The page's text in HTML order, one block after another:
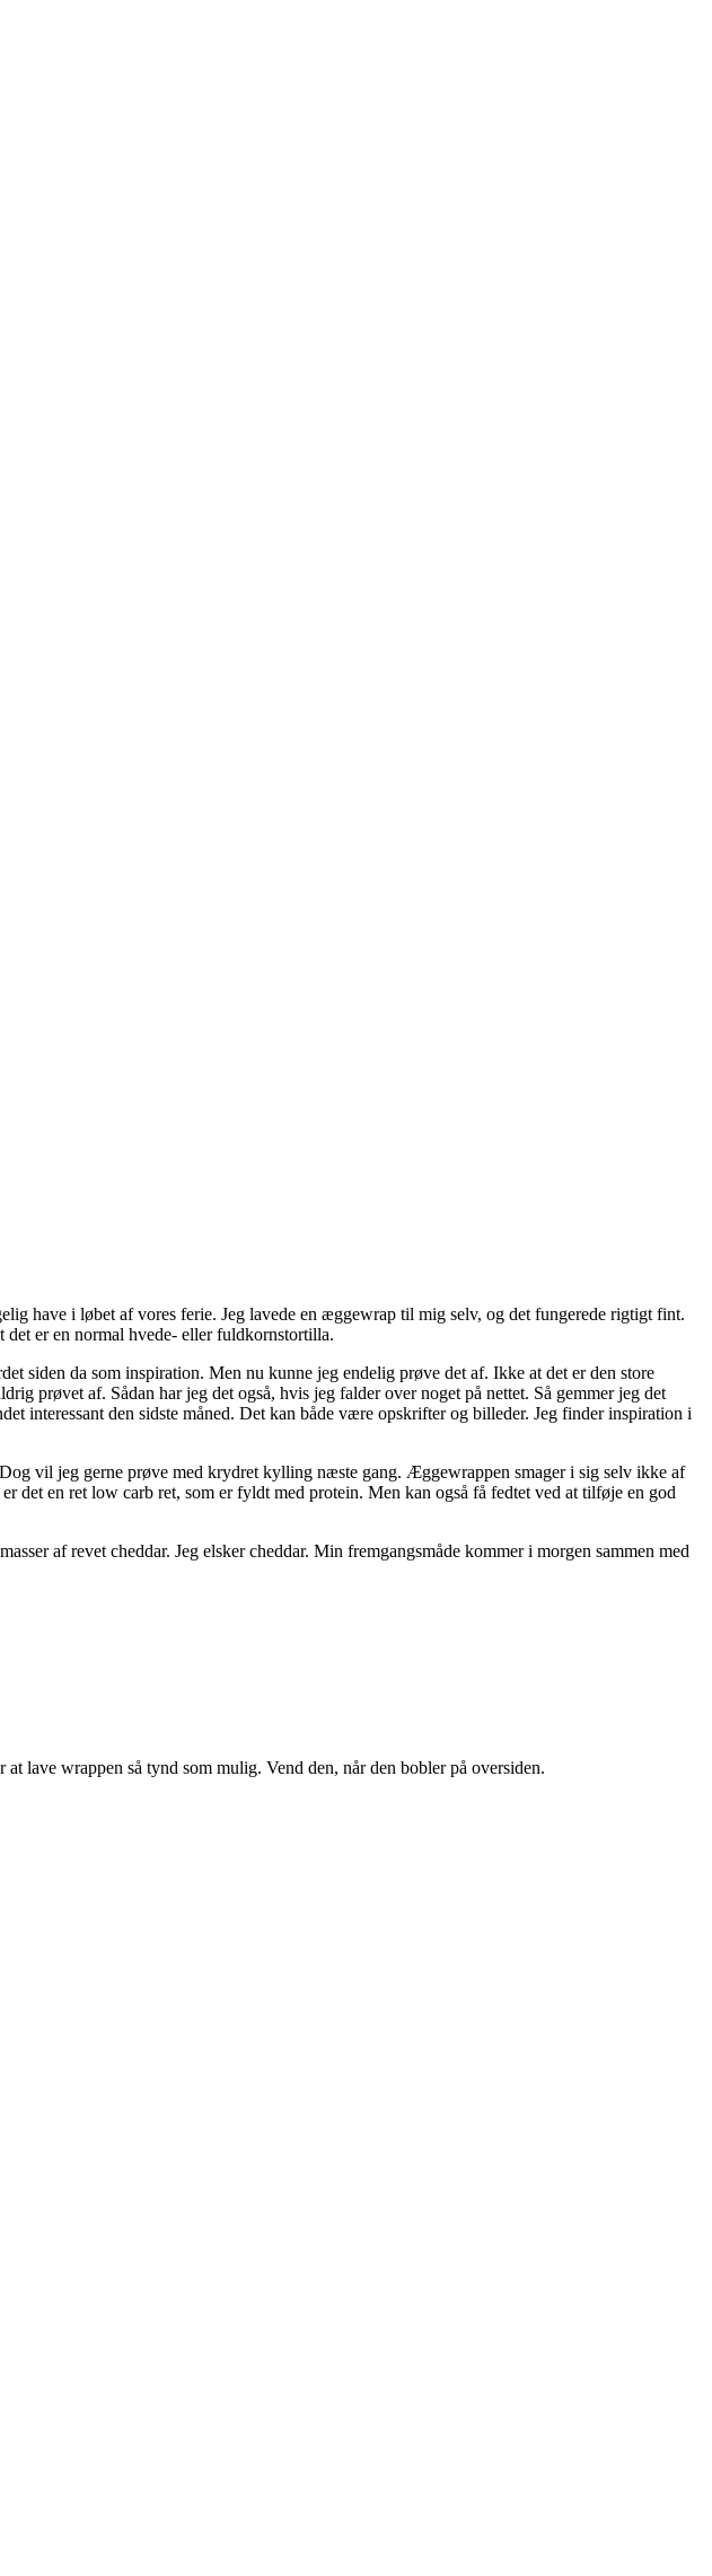
have i løbet af vores ferie. Jeg lavede en æggewrap til mig selv, og det fungerede rigtigt fint.
er en normal hvede- eller fuldkornstortilla.
siden da som inspiration. Men nu kunne jeg endelig prøve det af. Ikke at det er den store
prøvet af. Sådan har jeg det også, hvis jeg falder over noget på nettet. Så gemmer jeg det
interessant den sidste måned. Det kan både være opskrifter og billeder. Jeg finder inspiration i
vil jeg gerne prøve med krydret kylling næste gang. Æggewrappen smager i sig selv ikke af
det en ret low carb ret, som er fyldt med protein. Men kan også få fedtet ved at tilføje en god
af revet cheddar. Jeg elsker cheddar. Min fremgangsmåde kommer i morgen sammen med
lave wrappen så tynd som mulig. Vend den, når den bobler på oversiden.